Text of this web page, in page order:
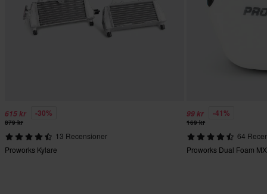
615 kr -30%
879 kr
13 Recensioner
Proworks Kylare
99 kr -41%
169 kr
64
Proworks Dual Foam